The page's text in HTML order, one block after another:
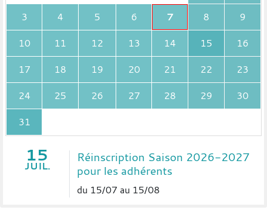
3
4 5 6 7 8
9
10
11 12 13 14 15
16
17
18 19 20 21 22
23
24
25 26 27 28 29
30
31
15
JUIL.
Réinscription Saison 2026-2027
pour les adhérents
du 15/07 au 15/08